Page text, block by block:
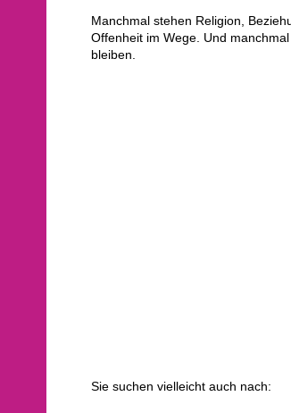
Manchmal stehen Religion,
Offenheit im Wege. Und
bleiben.
Sie suchen vielleicht auch nach: